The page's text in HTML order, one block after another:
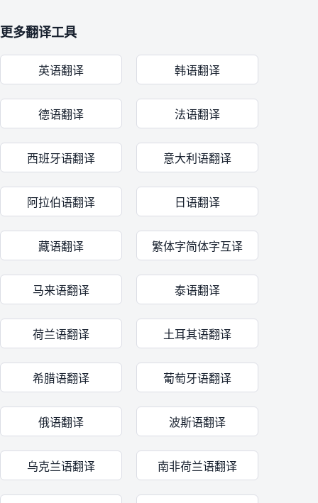
更多翻译工具
英语翻译 韩语翻译
德语翻译 法语翻译
西班牙语翻译 意大利语翻译
阿拉伯语翻译 日语翻译
藏语翻译 繁体字简体字互译
马来语翻译 泰语翻译
荷兰语翻译 土耳其语翻译
希腊语翻译 葡萄牙语翻译
俄语翻译 波斯语翻译
乌克兰语翻译 南非荷兰语翻译